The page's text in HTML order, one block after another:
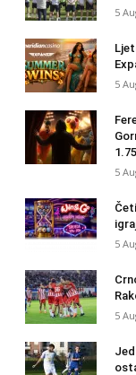
5
5
5
5
5